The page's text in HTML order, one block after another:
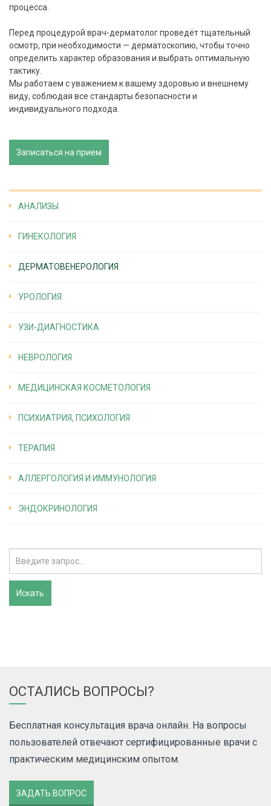
АНАЛИЗЫ
ГИНЕКОЛОГИЯ
ДЕРМАТОВЕНЕРОЛОГИЯ
УРОЛОГИЯ
УЗИ-ДИАГНОСТИКА
НЕВРОЛОГИЯ
МЕДИЦИНСКАЯ КОСМЕТОЛОГИЯ
ПСИХИАТРИЯ, ПСИХОЛОГИЯ
ТЕРАПИЯ
АЛЛЕРГОЛОГИЯ И ИММУНОЛОГИЯ
ЭНДОКРИНОЛОГИЯ
процесса.
Перед процедурой врач-дерматолог проведёт тщательный
осмотр, при необходимости — дерматоскопию, чтобы точно
определить характер образования и выбрать оптимальную
тактику.
Мы работаем с уважением к вашему здоровью и внешнему
виду, соблюдая все стандарты безопасности и
индивидуального подхода.
Записаться на прием
ОСТАЛИСЬ ВОПРОСЫ?
Бесплатная консультация врача онлайн. На вопросы
пользователей отвечают сертифицированные врачи с
практическим медицинским опытом.
ЗАДАТЬ ВОПРОС